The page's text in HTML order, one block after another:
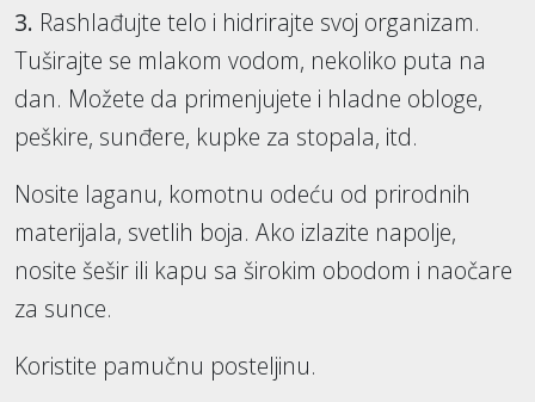
3. Rashlađujte telo i hidrirajte svoj organizam.
Tuširajte se mlakom vodom, nekoliko puta na
dan. Možete da primenjujete i hladne obloge,
peškire, sunđere, kupke za stopala, itd.
Nosite laganu, komotnu odeću od prirodnih
materijala, svetlih boja. Ako izlazite napolje,
nosite šešir ili kapu sa širokim obodom i naočare
za sunce.
Koristite pamučnu posteljinu.